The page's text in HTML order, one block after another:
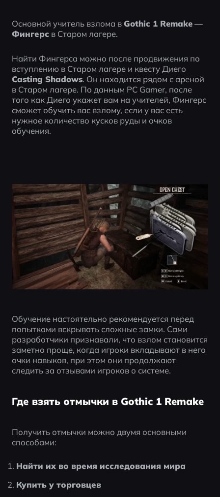
Основной учитель взлома в Gothic 1 Remake
—
Фингерс в Старом лагере.
Найти Фингерса можно после продвижения по
Casting Shadows. Он находится рядом с ареной
в Старом лагере. По данным PC Gamer, после
того как Диего укажет вам на учителей, Фингерс
сможет обучить вас взлому, если у вас есть
нужное количество кусков руды и очков
обучения.
Обучение настоятельно рекомендуется перед
попытками вскрывать сложные замки. Сами
разработчики признавали, что взлом становится
заметно проще, когда игроки вкладывают в него
очки навыков, при этом они продолжают
следить за отзывами игроков о системе.
Где взять отмычки в Gothic 1 Remake
Получить отмычки можно двумя основными
способами:
Найти их во время исследования мира
Купить у торговцев